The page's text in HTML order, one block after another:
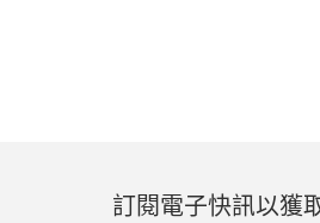
訂閱電子快訊以獲